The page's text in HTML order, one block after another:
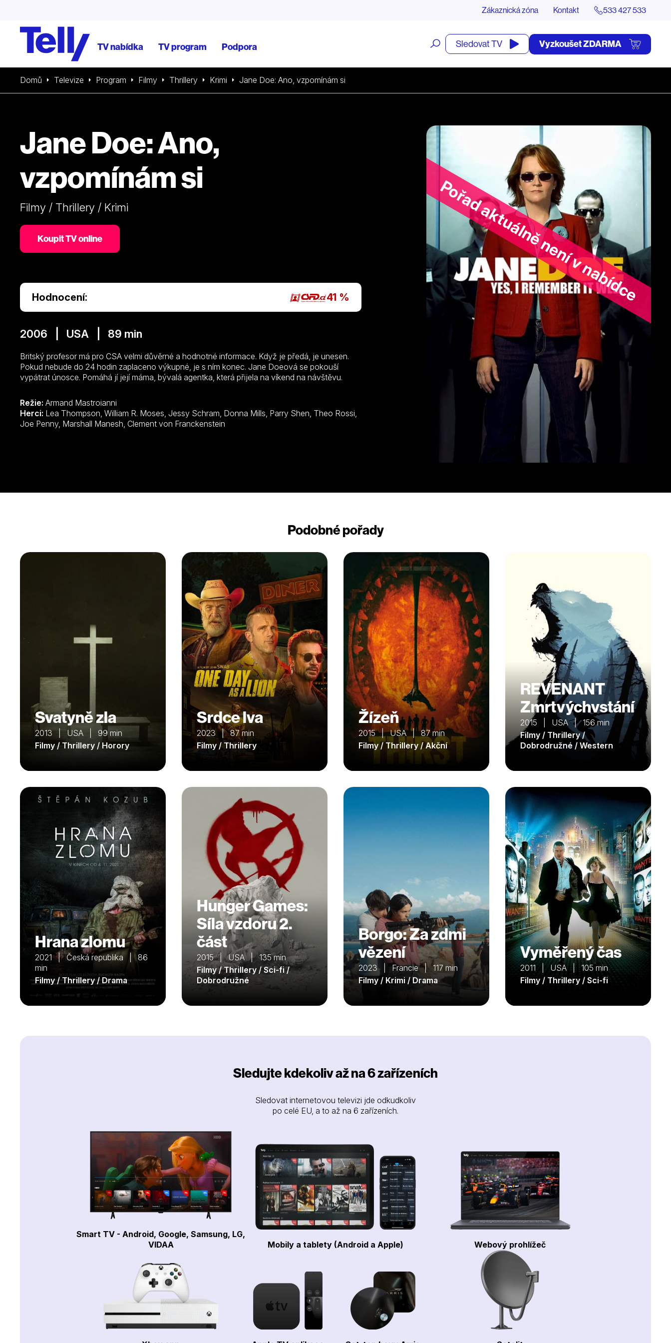
Zákaznická zóna Kontakt 533 427 533
TV nabídka TV program Podpora
Otevřít
vyhledávání
Sledovat TV Vyzkoušet ZDARMA
Domů Televize Program Filmy Thrillery Krimi Jane Doe: Ano, vzpomínám si
Pořad aktuálně není v nabídce
Jane Doe: Ano,
vzpomínám si
Filmy / Thrillery / Krimi
Koupit TV online
Hodnocení: 41 %
2006 | USA | 89 min
Britský profesor má pro CSA velmi důvěrné a hodnotné informace. Když je předá, je unesen.
Pokud nebude do 24 hodin zaplaceno výkupné, je s ním konec. Jane Doeová se pokouší
vypátrat únosce. Pomáhá jí její máma, bývalá agentka, která přijela na víkend na návštěvu.
Režie: Armand Mastroianni
Herci:
Joe Penny, Marshall Manesh, Clement von Franckenstein
Podobné pořady
Svatyně zla
2013 | USA | 99 min
Filmy / Thrillery / Horory
Srdce lva
2023 | 87 min
Filmy / Thrillery
Žízeň
2015 | USA | 87 min
Filmy / Thrillery / Akční
REVENANT
Zmrtvýchvstání
2015 | USA | 156 min
Filmy / Thrillery /
Dobrodružné / Western
Hrana zlomu
2021 | Česká republika | 86
min
Filmy / Thrillery / Drama
Hunger Games:
Síla vzdoru 2.
část
2015 | USA | 135 min
Filmy / Thrillery / Sci-fi /
Dobrodružné
Borgo: Za zdmi
vězení
2023 | Francie | 117 min
Filmy / Krimi / Drama
Vyměřený čas
2011 | USA | 105 min
Filmy / Thrillery / Sci-fi
Sledujte kdekoliv až na 6 zařízeních
Sledovat internetovou televizi jde odkudkoliv
po celé EU, a to až na 6 zařízeních.
Smart TV - Android, Google, Samsung, LG,
VIDAA
Mobily a tablety (Android a Apple) Webový prohlížeč